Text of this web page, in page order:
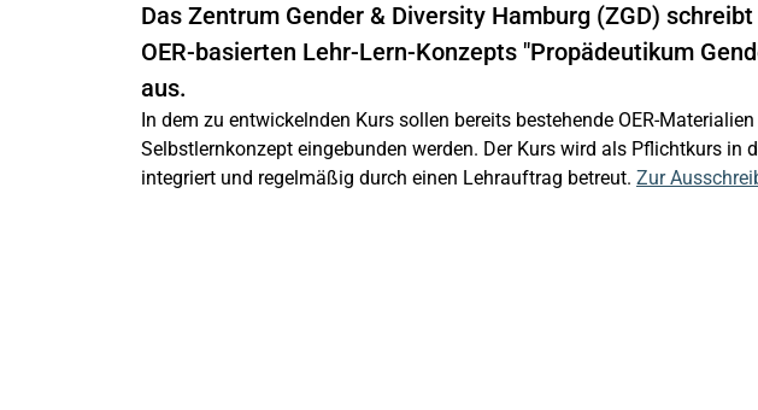
Das Zentrum Gender & Diversity Hamburg (ZGD)
OER-basierten Lehr-Lern-Konzepts "Propädeutikum
aus.
In dem zu entwickelnden Kurs sollen bereits bestehende OER-
Selbstlernkonzept eingebunden werden. Der Kurs wird als Pflichtkurs in
integriert und regelmäßig durch einen Lehrauftrag betreut. Zur